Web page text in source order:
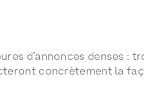
d’annonces denses :
concrètement la